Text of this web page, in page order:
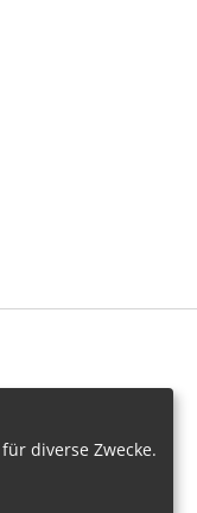
diverse Zwecke.